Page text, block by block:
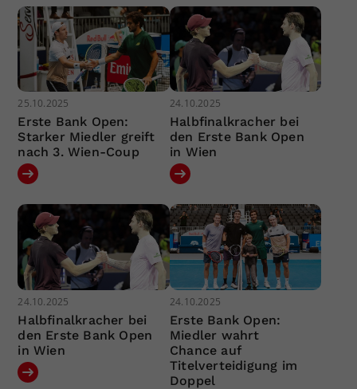
25.10.2025
Erste Bank Open:
Starker Miedler greift
nach 3. Wien-Coup
24.10.2025
Halbfinalkracher bei
den Erste Bank Open
in Wien
24.10.2025
Halbfinalkracher bei
den Erste Bank Open
in Wien
24.10.2025
Erste Bank Open:
Miedler wahrt
Chance auf
Titelverteidigung im
Doppel